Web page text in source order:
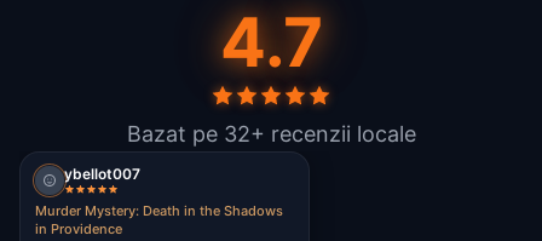
4.7
Bazat pe 32+ recenzii locale
ybellot007
Murder Mystery: Death in the Shadows
in Providence